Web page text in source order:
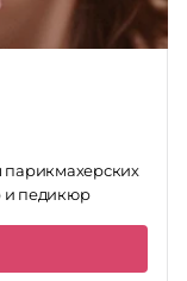
парикмахерских
и педикюр